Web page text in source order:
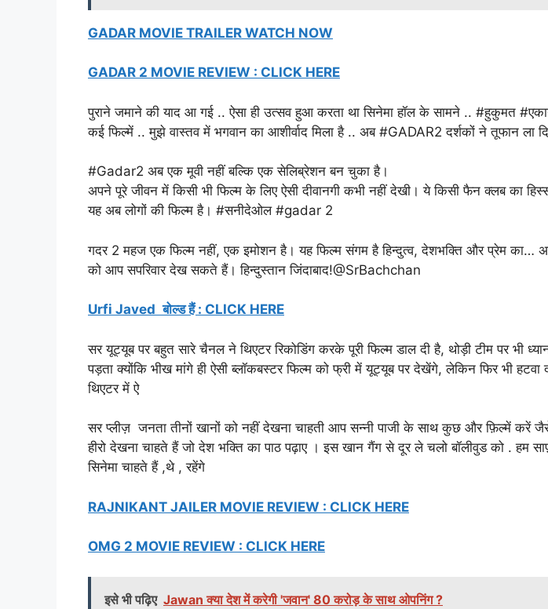
GADAR MOVIE TRAILER WATCH NOW
GADAR 2 MOVIE REVIEW : CLICK HERE
पुराने जमाने की याद आ गई .. ऐसा ही उत्सव हुआ करता था सिनेमा हॉल के सामने .. #हुकुमत
कई फिल्में .. मुझे वास्तव में भगवान का आशीर्वाद मिला है .. अब #GADAR2 दर्शकों ने तूफान ला
#Gadar2 अब एक मूवी नहीं बल्कि एक सेलिब्रेशन बन चुका है।
अपने पूरे जीवन में किसी भी फिल्म के लिए ऐसी दीवानगी कभी नहीं देखी। ये किसी फैन क्लब का
यह अब लोगों की फिल्म है। #सनीदेओल #gadar 2
गदर 2 महज एक फिल्म नहीं, एक इमोशन है। यह फिल्म संगम है हिन्दुत्व, देशभक्ति और प्रेम का…
को आप सपरिवार देख सकते हैं। हिन्दुस्तान जिंदाबाद!@SrBachchan
Urfi Javed बोल्ड हैं : CLICK HERE
सर यूट्यूब पर बहुत सारे चैनल ने थिएटर रिकोडिंग करके पूरी फिल्म डाल दी है, थोड़ी टीम पर भी
पड़ता क्योंकि भीख मांगे ही ऐसी ब्लॉकबस्टर फिल्म को फ्री में यूट्यूब पर देखेंगे, लेकिन फिर भी हटवा
थिएटर में ऐ
सर प्लीज़ जनता तीनों खानों को नहीं देखना चाहती आप सन्नी पाजी के साथ कुछ और फ़िल्में करें
हीरो देखना चाहते हैं जो देश भक्ति का पाठ पढ़ाए । इस खान गैंग से दूर ले चलो बॉलीवुड को . हम
सिनेमा चाहते हैं ,थे , रहेंगे
RAJNIKANT JAILER MOVIE REVIEW : CLICK HERE
OMG 2 MOVIE REVIEW : CLICK HERE
इसे भी पढ़िए Jawan क्या देश में करेगी 'जवान' 80 करोड़ के साथ ओपनिंग ?